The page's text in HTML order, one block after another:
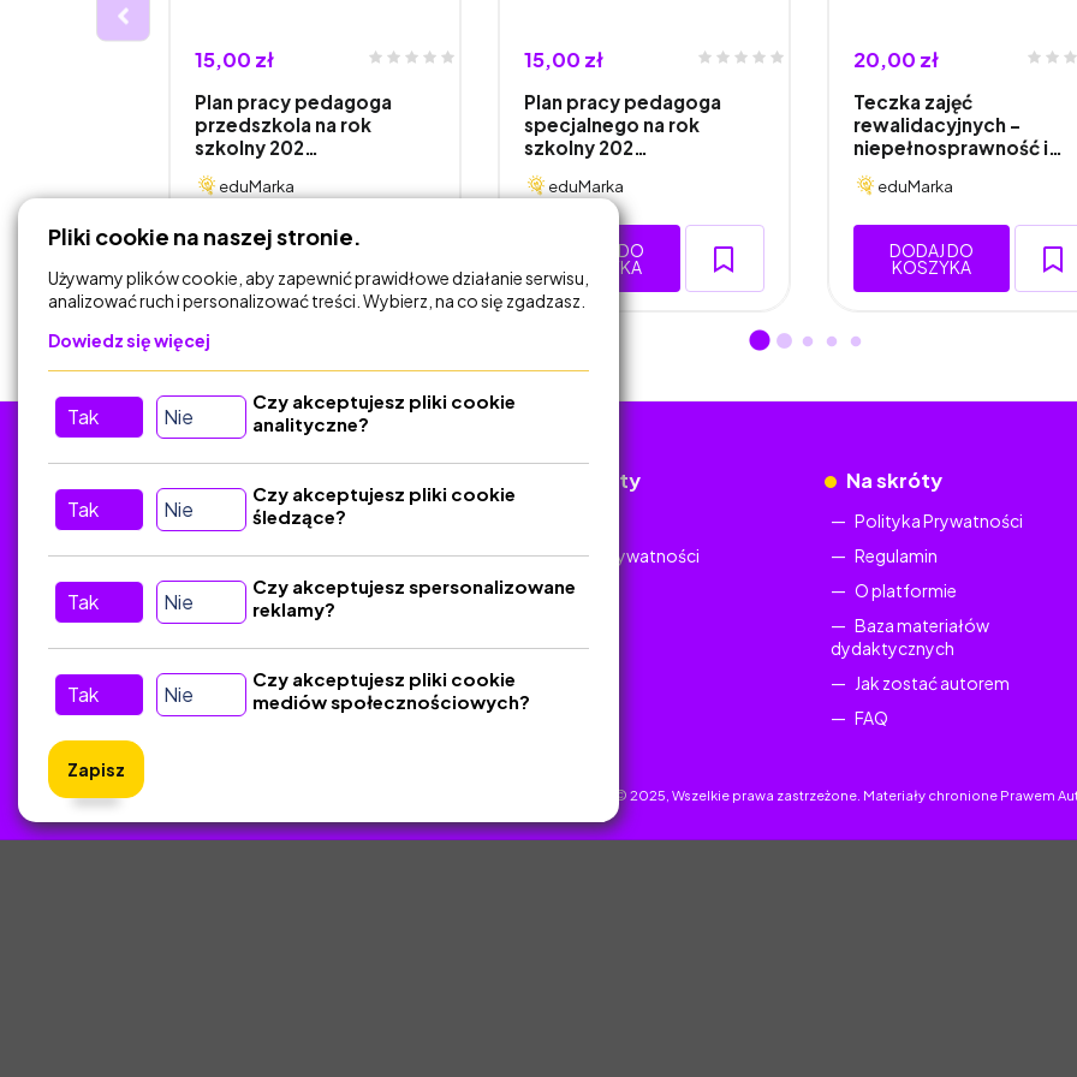
15,00 zł
Plan pracy pedagoga
przedszkola na rok
szkolny 202…
eduMarka
DODAJ DO
KOSZYKA
15,00 zł
Plan pracy pedagoga
specjalnego na rok
szkolny 202…
eduMarka
DODAJ DO
KOSZYKA
20,00 zł
Teczka zajęć
rewalidacyjnych -
niepełnosprawność i…
eduMarka
DODAJ DO
KOSZYKA
Kontakt
Dokumenty
Polityka Prywatności
Na skróty
Polityka Prywatności
Regulamin
O platformie
Baza materiałów
dydaktycznych
Jak zostać autorem
FAQ
ZlotyNauczyciel.pl © 2025, Wszelkie prawa zastrzeżone. Materiały chronione Prawem
Pliki cookie na naszej stronie.
Używamy plików cookie, aby zapewnić prawidłowe działanie serwisu,
analizować ruch i personalizować treści. Wybierz, na co się zgadzasz.
Dowiedz się więcej
Tak Nie
Czy akceptujesz pliki cookie
analityczne?
Tak Nie
Czy akceptujesz pliki cookie
śledzące?
Tak Nie
Czy akceptujesz spersonalizowane
reklamy?
Tak Nie
Czy akceptujesz pliki cookie
mediów społecznościowych?
Zapisz